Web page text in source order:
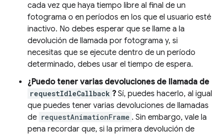
cada vez que haya tiempo libre al final de un
fotograma o en períodos en los que el usuario esté
inactivo. No debes esperar que se llame a la
devolución de llamada por fotograma y, si
necesitas que se ejecute dentro de un período
determinado, debes usar el tiempo de espera.
¿Puedo tener varias devoluciones de llamada de
requestIdleCallback ?Sí, puedes hacerlo, al igual
que puedes tener varias devoluciones de llamadas
de requestAnimationFrame . Sin embargo, vale la
pena recordar que, si la primera devolución de